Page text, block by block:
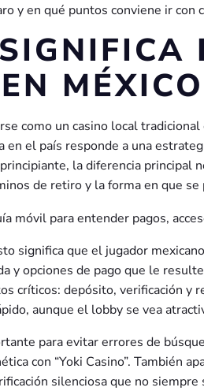
y en qué puntos conviene ir con
MÉXICO
como un casino local
en el país responde a una
la diferencia principal
de retiro y la forma en que
significa que el jugador
y opciones de pago que le
críticos: depósito, verificación y
aunque el lobby se vea
para evitar errores de
con “Yoki Casino”. También
silenciosa que no